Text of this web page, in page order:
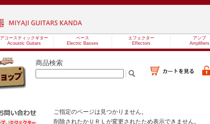
アコースティックギター
Acoustic Guitars
ベース
Electric Basses
エフェクター
Effectors
アンプ
Amplifiers
商品検索
ご指定のページは見つかりません。
削除されたかＵＲＬが変更されたため表示できません。